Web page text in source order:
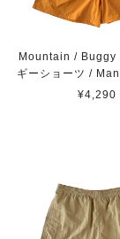
Mountain / Buggy
ギーショーツ /
¥4,290